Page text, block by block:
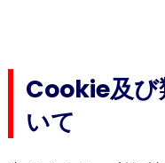
Cookie及び
いて